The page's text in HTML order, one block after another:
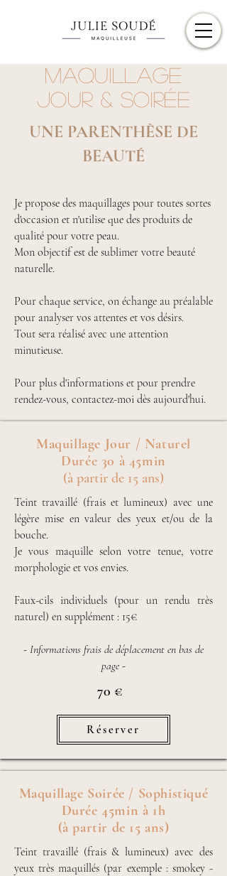
MAQUILLAGE
JOUR & SOIRÉE
UNE PARENTHÈSE DE
BEAUTÉ
Je propose des maquillages pour toutes sortes
d'occasion et n'utilise que des produits de
qualité pour votre peau.
Mon objectif est de sublimer votre beauté
naturelle.
Pour chaque service, on échange au préalable
pour analyser vos attentes et vos désirs.
Tout sera réalisé avec une attention
minutieuse.
Pour plus d'informations et pour prendre
rendez-vous, contactez-moi dès aujourd'hui.​
Maquillage Jour / Naturel
Durée 30 à 45min
(à partir de 15 ans)
Teint travaillé (frais et lumineux) avec une
légère mise en valeur des yeux et/ou de la
bouche.
Je vous maquille selon votre tenue, votre
morphologie et vos envies.
Faux-cils individuels (pour un rendu très
naturel) en supplément : 15€
- Informations frais de déplacement en bas de
page -
70 €
Réserver
Maquillage Soirée / Sophistiqué
Durée 45min à 1h
(à partir de 15 ans)
Teint travaillé (frais & lumineux) avec des
yeux très maquillés (par exemple : smokey -